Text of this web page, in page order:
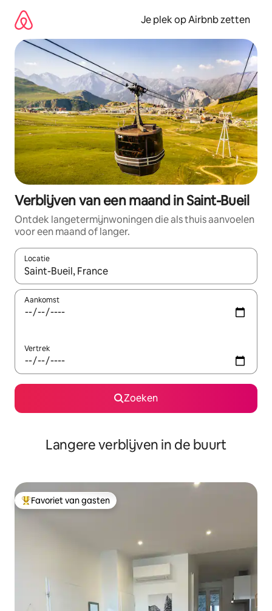
direct
naar
inhoud
Je plek op Airbnb zetten
Verblijven van een maand in Saint-Bueil
Ontdek langetermijnwoningen die als thuis aanvoelen
voor een maand of langer.
Locatie
Wanneer er resultaten beschikbaar zijn, maak je een keuze
Aankomst
Vertrek
Zoeken
Langere verblijven in de buurt
Topfavoriet van gasten
Favoriet van gasten